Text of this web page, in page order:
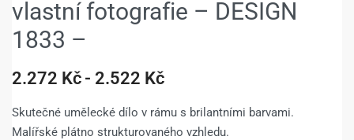
vlastní fotografie – DESIGN
1833 –
2.272 Kč 2.522 Kč
Skutečné umělecké dílo v rámu s brilantními barvami.
Malířské plátno strukturovaného vzhledu.